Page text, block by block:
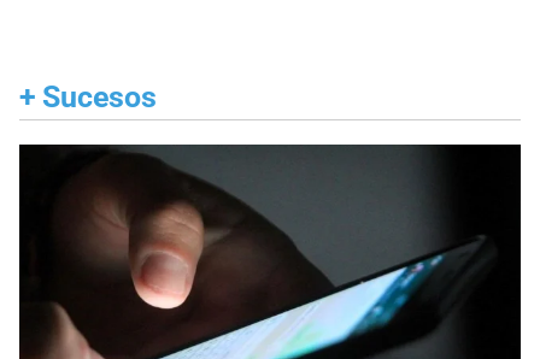
+ Sucesos